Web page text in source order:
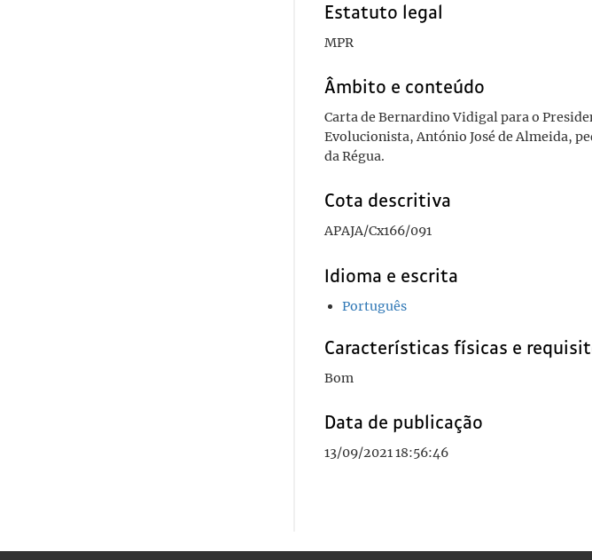
Estatuto legal
MPR
Âmbito e conteúdo
Carta de Bernardino Vidigal para o
Evolucionista, António José de Almeida,
da Régua.
Cota descritiva
APAJA/Cx166/091
Idioma e escrita
Português
Características físicas e
Bom
Data de publicação
13/09/2021 18:56:46